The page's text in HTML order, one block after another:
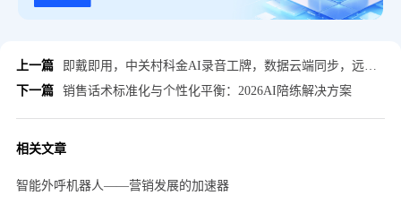
上一篇
即戴即用，中关村科金AI录音工牌，数据云端同步，远程监管无忧
下一篇
销售话术标准化与个性化平衡：2026AI陪练解决方案
相关文章
智能外呼机器人——营销发展的加速器